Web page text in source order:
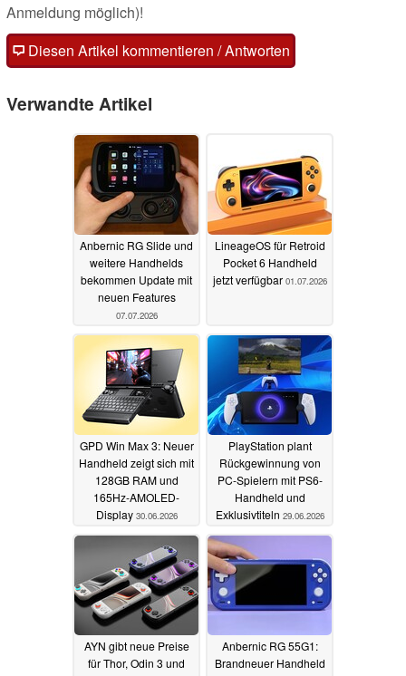
Anmeldung möglich)!
Diesen Artikel kommentieren / Antworten
Verwandte Artikel
Anbernic RG Slide und
weitere Handhelds
bekommen Update mit
neuen Features
07.07.2026
LineageOS für Retroid
Pocket 6 Handheld
jetzt verfügbar 01.07.2026
GPD Win Max 3: Neuer
Handheld zeigt sich mit
128GB RAM und
165Hz-AMOLED-
Display 30.06.2026
PlayStation plant
Rückgewinnung von
PC-Spielern mit PS6-
Handheld und
Exklusivtiteln 29.06.2026
AYN gibt neue Preise
für Thor, Odin 3 und
Anbernic RG 55G1:
Brandneuer Handheld